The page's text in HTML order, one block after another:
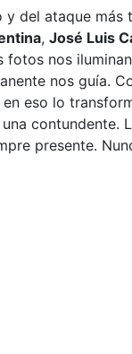
del ataque más
,José Luis
nos
nos guía.
eso lo
contundente.
presente.